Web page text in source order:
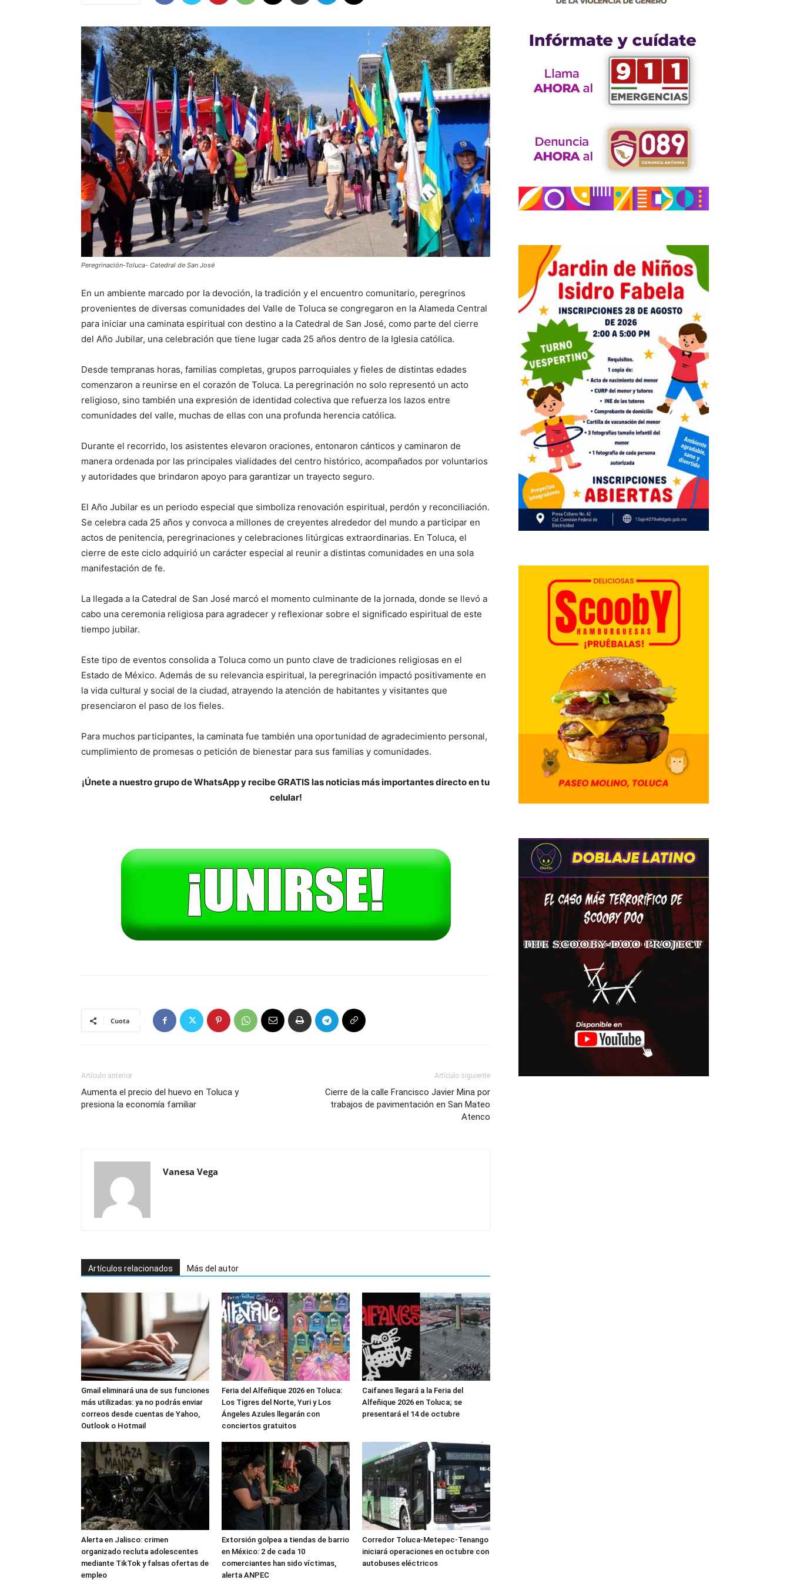
Peregrinación-Toluca- Catedral de San José
En un ambiente marcado por la devoción, la tradición y el encuentro comunitario, peregrinos
provenientes de diversas comunidades del Valle de Toluca se congregaron en la Alameda Central
para iniciar una caminata espiritual con destino a la Catedral de San José, como parte del cierre
del Año Jubilar, una celebración que tiene lugar cada 25 años dentro de la Iglesia católica.
Desde tempranas horas, familias completas, grupos parroquiales y fieles de distintas edades
comenzaron a reunirse en el corazón de Toluca. La peregrinación no solo representó un acto
religioso, sino también una expresión de identidad colectiva que refuerza los lazos entre
comunidades del valle, muchas de ellas con una profunda herencia católica.
Durante el recorrido, los asistentes elevaron oraciones, entonaron cánticos y caminaron de
manera ordenada por las principales vialidades del centro histórico, acompañados por voluntarios
y autoridades que brindaron apoyo para garantizar un trayecto seguro.
El Año Jubilar es un periodo especial que simboliza renovación espiritual, perdón y reconciliación.
Se celebra cada 25 años y convoca a millones de creyentes alrededor del mundo a participar en
actos de penitencia, peregrinaciones y celebraciones litúrgicas extraordinarias. En Toluca, el
cierre de este ciclo adquirió un carácter especial al reunir a distintas comunidades en una sola
manifestación de fe.
La llegada a la Catedral de San José marcó el momento culminante de la jornada, donde se llevó a
cabo una ceremonia religiosa para agradecer y reflexionar sobre el significado espiritual de este
tiempo jubilar.
Este tipo de eventos consolida a Toluca como un punto clave de tradiciones religiosas en el
Estado de México. Además de su relevancia espiritual, la peregrinación impactó positivamente en
la vida cultural y social de la ciudad, atrayendo la atención de habitantes y visitantes que
presenciaron el paso de los fieles.
Para muchos participantes, la caminata fue también una oportunidad de agradecimiento personal,
cumplimiento de promesas o petición de bienestar para sus familias y comunidades.
¡Únete a nuestro grupo de WhatsApp y recibe GRATIS las noticias más importantes directo en tu
celular!
Cuota
Artículo anterior
Aumenta el precio del huevo en Toluca y
presiona la economía familiar
Artículo siguiente
Cierre de la calle Francisco Javier Mina por
trabajos de pavimentación en San Mateo
Atenco
Vanesa Vega
Artículos relacionados Más del autor
Gmail eliminará una de sus funciones
más utilizadas: ya no podrás enviar
correos desde cuentas de Yahoo,
Outlook o Hotmail
Feria del Alfeñique 2026 en Toluca:
Los Tigres del Norte, Yuri y Los
Ángeles Azules llegarán con
conciertos gratuitos
Caifanes llegará a la Feria del
Alfeñique 2026 en Toluca; se
presentará el 14 de octubre
Alerta en Jalisco: crimen
organizado recluta adolescentes
mediante TikTok y falsas ofertas de
empleo
Extorsión golpea a tiendas de barrio
en México: 2 de cada 10
comerciantes han sido víctimas,
alerta ANPEC
Corredor Toluca-Metepec-Tenango
iniciará operaciones en octubre con
autobuses eléctricos